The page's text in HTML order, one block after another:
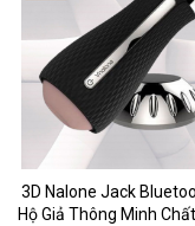
3D Nalone Jack
Hộ Giả Thông Minh Chất